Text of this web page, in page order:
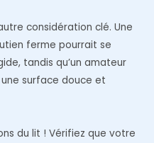
considération clé. Une
ferme pourrait se
tandis qu’un amateur
surface douce et
du lit ! Vérifiez que votre